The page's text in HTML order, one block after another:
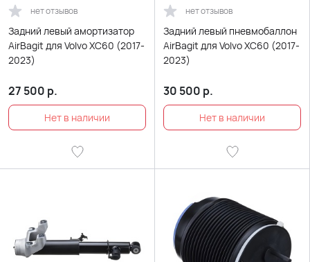
нет отзывов
Задний левый амортизатор
AirBagit для Volvo XC60 (2017-
2023)
27 500 р.
нет отзывов
Задний левый пневмобаллон
AirBagit для Volvo XC60 (2017-
2023)
30 500 р.